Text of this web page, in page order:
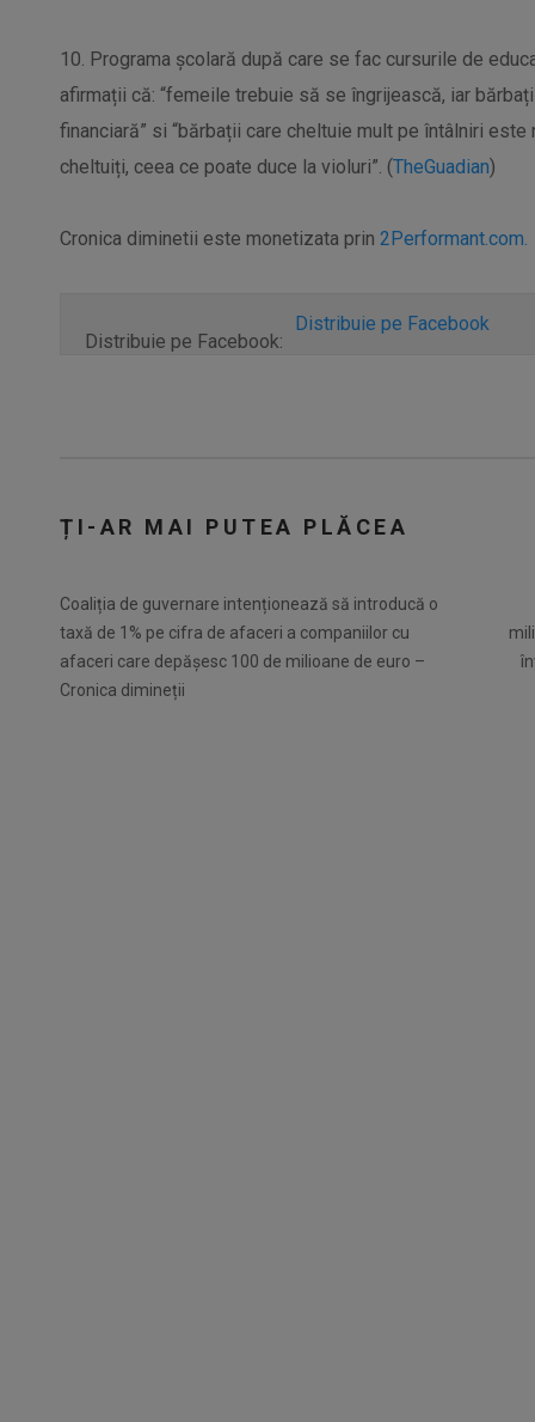
10. Programa școlară după care se fac cursurile de
afirmații că: “femeile trebuie să se îngrijească, iar
financiară” si “bărbații care cheltuie mult pe întâlniri
cheltuiți, ceea ce poate duce la violuri”. (TheGuadian)
Cronica diminetii este monetizata prin 2Performant.com.
Distribuie pe Facebook:
Distribuie pe Facebook
ȚI-AR MAI PUTEA PLĂCEA
Coaliția de guvernare intenționează să introducă o
taxă de 1% pe cifra de afaceri a companiilor cu
afaceri care depășesc 100 de milioane de euro –
Cronica dimineții